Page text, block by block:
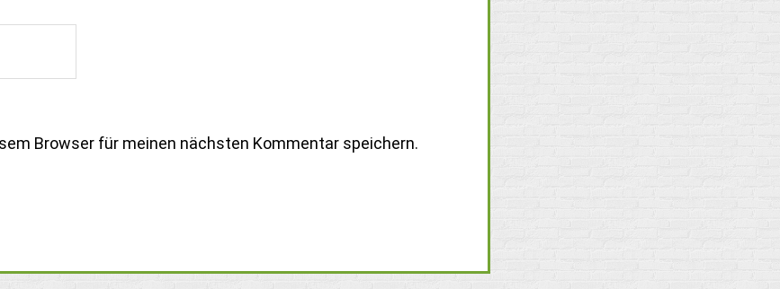
Browser für meinen nächsten Kommentar speichern.